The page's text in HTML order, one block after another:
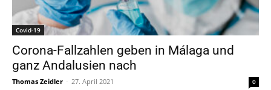
Covid-19
Corona-Fallzahlen geben in Málaga und
ganz Andalusien nach
Thomas Zeidler - 27. April 2021 0